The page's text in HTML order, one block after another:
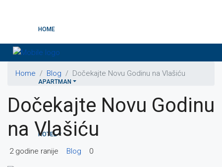
HOME
APARTMAN
HOTEL
Home Blog Dočekajte Novu Godinu na Vlašiću
Dočekajte Novu Godinu
na Vlašiću
2 godine ranije Blog 0